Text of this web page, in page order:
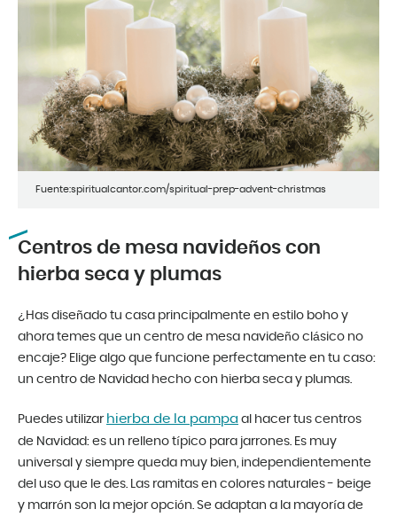
Fuente:spiritualcantor.com/spiritual-prep-advent-christmas
Centros de mesa navideños con
hierba seca y plumas
¿Has diseñado tu casa principalmente en estilo boho y
ahora temes que un centro de mesa navideño clásico no
encaje? Elige algo que funcione perfectamente en tu caso:
un centro de Navidad hecho con hierba seca y plumas.
Puedes utilizar hierba de la pampa al hacer tus centros
de Navidad: es un relleno típico para jarrones. Es muy
universal y siempre queda muy bien, independientemente
del uso que le des. Las ramitas en colores naturales - beige
y marrón son la mejor opción. Se adaptan a la mayoría de